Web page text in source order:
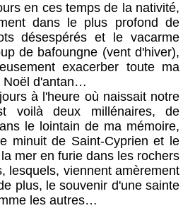
en ces temps de la nativité,
dans le plus profond de
désespérés et le vacarme
de bafoungne (vent d'hiver),
exacerber toute ma
Noël d'antan…
à l'heure où naissait notre
voilà deux millénaires, de
le lointain de ma mémoire,
minuit de Saint-Cyprien et le
mer en furie dans les rochers
lesquels, viennent amèrement
plus, le souvenir d'une sainte
les autres…